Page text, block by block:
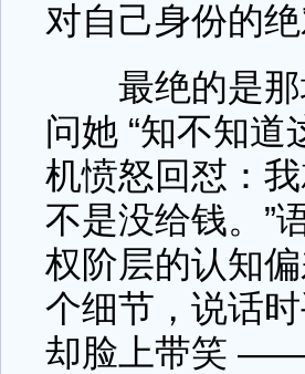
对自己身份的绝
最绝的是那
问她 “知不知道
机愤怒回怼：
不是没给钱。”
权阶层的认知
个细节，说话
却脸上带笑 ——